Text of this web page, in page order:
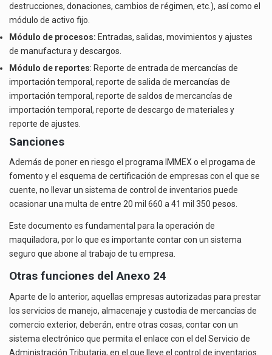
destrucciones, donaciones, cambios de régimen, etc.), así como el
módulo de activo fijo.
Módulo de procesos: Entradas, salidas, movimientos y ajustes
de manufactura y descargos.
Módulo de reportes: Reporte de entrada de mercancías de
importación temporal, reporte de salida de mercancías de
importación temporal, reporte de saldos de mercancías de
importación temporal, reporte de descargo de materiales y
reporte de ajustes.
Sanciones
Además de poner en riesgo el programa IMMEX o el progama de
fomento y el esquema de certificación de empresas con el que se
cuente, no llevar un sistema de control de inventarios puede
ocasionar una multa de entre 20 mil 660 a 41 mil 350 pesos.
Este documento es fundamental para la operación de
maquiladora, por lo que es importante contar con un sistema
seguro que abone al trabajo de tu empresa.
Otras funciones del Anexo 24
Aparte de lo anterior, aquellas empresas autorizadas para prestar
los servicios de manejo, almacenaje y custodia de mercancías de
comercio exterior, deberán, entre otras cosas, contar con un
sistema electrónico que permita el enlace con el del Servicio de
Administración Tributaria, en el que lleve el control de inventarios.